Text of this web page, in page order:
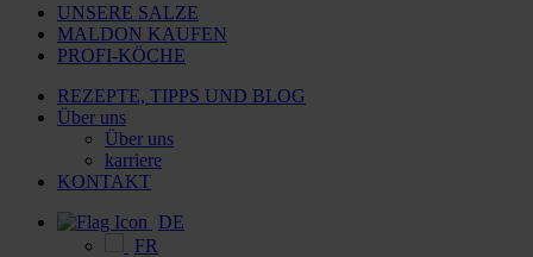
UNSERE SALZE
MALDON KAUFEN
PROFI-KÖCHE
REZEPTE, TIPPS UND BLOG
Über uns
Über uns
karriere
KONTAKT
DE
FR